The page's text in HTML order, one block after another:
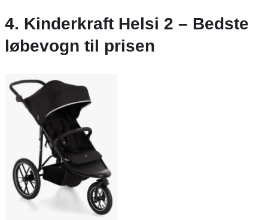
4. Kinderkraft Helsi 2 – Bedste
løbevogn til prisen